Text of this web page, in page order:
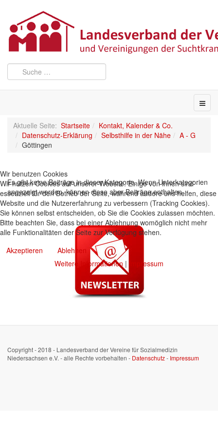
Aktuelle Seite: Startseite
Kontakt, Kalender & Co.
Datenschutz-Erklärung
Selbsthilfe in der Nähe
A - G
Göttingen
Es gibt keine Beiträge in dieser Kategorie. Wenn Unterkategorien
angezeigt werden, können diese aber Beiträge enthalten.
Copyright - 2018 - Landesverband der Vereine für Sozialmedizin
Niedersachsen e.V. - alle Rechte vorbehalten - Datenschutz- Impressum
Wir benutzen Cookies
Wir nutzen Cookies auf unserer Website. Einige von ihnen sind
essenziell für den Betrieb der Seite, während andere uns helfen, diese
Website und die Nutzererfahrung zu verbessern (Tracking Cookies).
Sie können selbst entscheiden, ob Sie die Cookies zulassen möchten.
Bitte beachten Sie, dass bei einer Ablehnung womöglich nicht mehr
alle Funktionalitäten der Seite zur Verfügung stehen.
Akzeptieren
Ablehnen
Weitere Informationen | Impressum